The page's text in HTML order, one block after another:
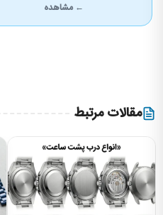
← مشاهده
مقالات مرتبط